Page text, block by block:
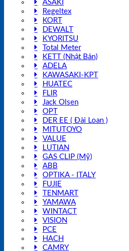
ASAKI
Regeltex
KORT
DEWALT
KYORITSU
Total Meter
KETT (Nhật Bản)
ADELA
KAWASAKI-KPT
HUATEC
FLIR
Jack Olsen
OPT
DER EE ( Đài Loan )
MITUTOYO
VALUE
LUTIAN
GAS CLIP (Mỹ)
ABB
OPTIKA - ITALY
FUJIE
TENMART
YAMAWA
WINTACT
VISION
PCE
HACH
CAMRY